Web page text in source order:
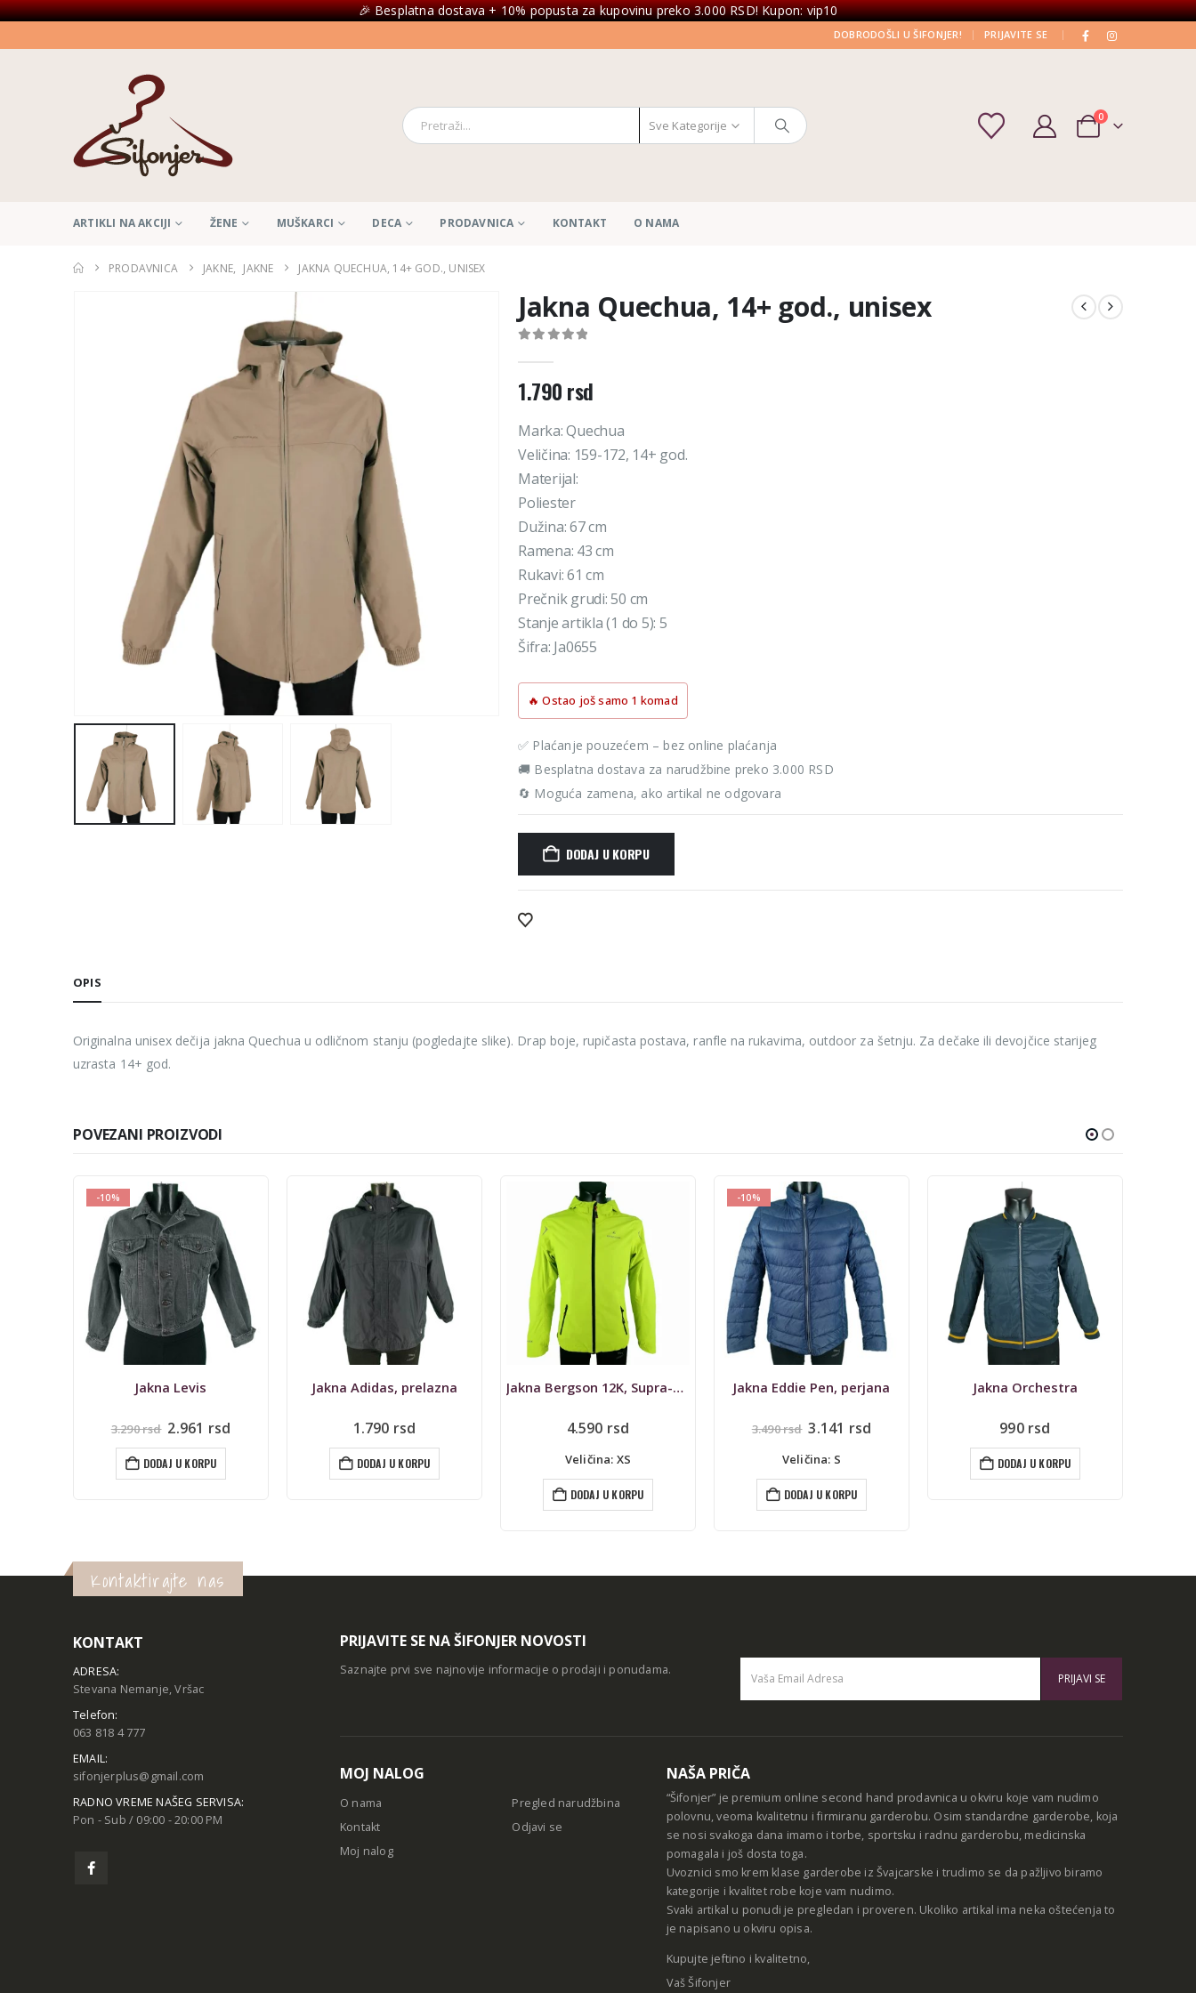
🎉 Besplatna dostava + 10% popusta za kupovinu preko 3.000 RSD! Kupon: vip10
DOBRODOŠLI U ŠIFONJER! | PRIJAVITE SE |
Sve Kategorije
0
ARTIKLI NA AKCIJI ŽENE MUŠKARCI DECA PRODAVNICA KONTAKT O NAMA
PRODAVNICA JAKNE, JAKNE JAKNA QUECHUA, 14+ GOD., UNISEX
Jakna Quechua, 14+ god., unisex
1.790rsd
Marka: Quechua
Veličina: 159-172, 14+ god.
Materijal:
Poliester
Dužina: 67 cm
Ramena: 43 cm
Rukavi: 61 cm
Prečnik grudi: 50 cm
Stanje artikla (1 do 5): 5
Šifra: Ja0655
🔥 Ostao još samo 1 komad
✅ Plaćanje pouzećem – bez online plaćanja
🚚 Besplatna dostava za narudžbine preko 3.000 RSD
🔄 Moguća zamena, ako artikal ne odgovara
DODAJ U KORPU
Alternative:
OPIS
Originalna unisex dečija jakna Quechua u odličnom stanju (pogledajte slike). Drap boje, rupičasta postava, ranfle na rukavima, outdoor za šetnju. Za dečake ili devojčice starijeg
uzrasta 14+ god.
POVEZANI PROIZVODI
-10%
Jakna Levis
3.290rsd Originalna
je
bila:
3.290 rsd.
2.961 rsd
DODAJ U KORPU
Jakna Adidas, prelazna
1.790 rsd
DODAJ U KORPU
Jakna Bergson 12K, Supra-Tex Ultralight Outdoor
4.590 rsd
Veličina: XS
DODAJ U KORPU
-10%
Jakna Eddie Pen, perjana
3.490rsd Originalna
je
bila:
3.490 rsd.
3.141 rsd
Veličina: S
DODAJ U KORPU
Jakna Orchestra
990 rsd
DODAJ U KORPU
Kontaktirajte nas
KONTAKT
ADRESA:
Stevana Nemanje, Vršac
Telefon:
063 818 4 777
EMAIL:
sifonjerplus@gmail.com
RADNO VREME NAŠEG SERVISA:
Pon - Sub / 09:00 - 20:00 PM
PRIJAVITE SE NA ŠIFONJER NOVOSTI
Saznajte prvi sve najnovije informacije o prodaji i ponudama.
MOJ NALOG
O nama
Kontakt
Moj nalog
Pregled narudžbina
Odjavi se
NAŠA PRIČA
“Šifonjer” je premium online second hand prodavnica u okviru koje vam nudimo
polovnu, veoma kvalitetnu i firmiranu garderobu. Osim standardne garderobe, koja
se nosi svakoga dana imamo i torbe, sportsku i radnu garderobu, medicinska
pomagala i još dosta toga.
Uvoznici smo krem klase garderobe iz Švajcarske i trudimo se da pažljivo biramo
kategorije i kvalitet robe koje vam nudimo.
Svaki artikal u ponudi je pregledan i proveren. Ukoliko artikal ima neka oštećenja to
je napisano u okviru opisa.
Kupujte jeftino i kvalitetno,
Vaš Šifonjer